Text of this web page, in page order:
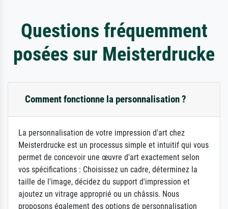
Questions fréquemment
posées sur Meisterdrucke
Comment fonctionne la personnalisation ?
La personnalisation de votre impression d'art chez
Meisterdrucke est un processus simple et intuitif qui vous
permet de concevoir une œuvre d'art exactement selon
vos spécifications : Choisissez un cadre, déterminez la
taille de l'image, décidez du support d'impression et
ajoutez un vitrage approprié ou un châssis. Nous
proposons également des options de personnalisation